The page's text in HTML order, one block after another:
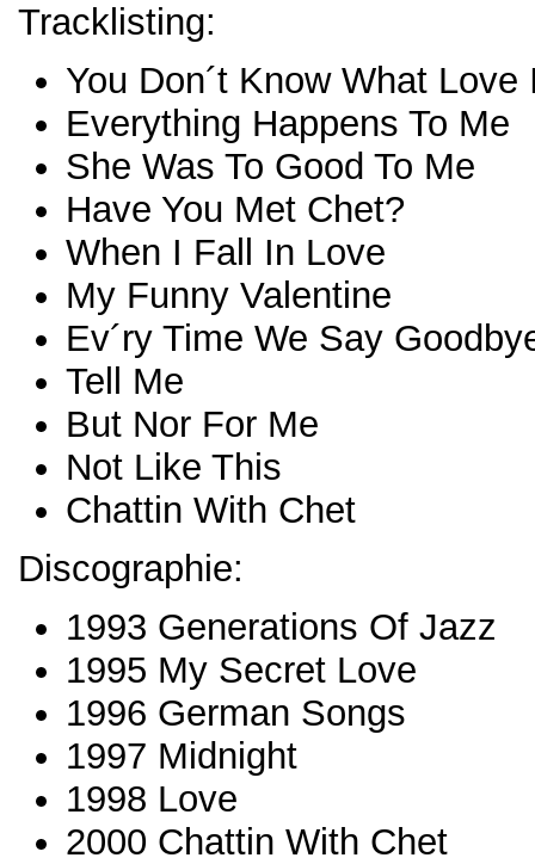
Tracklisting:
You Don´t Know What Love
Everything Happens To Me
She Was To Good To Me
Have You Met Chet?
When I Fall In Love
My Funny Valentine
Ev´ry Time We Say
Tell Me
But Nor For Me
Not Like This
Chattin With Chet
Discographie:
1993 Generations Of Jazz
1995 My Secret Love
1996 German Songs
1997 Midnight
1998 Love
2000 Chattin With Chet